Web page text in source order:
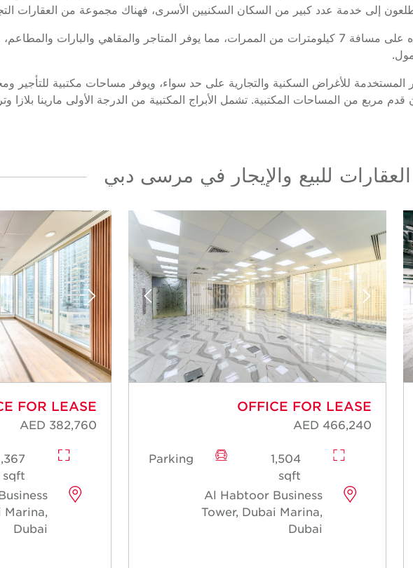
إلى خدمة عدد كبير من السكان السكنيين الأسرى، فهناك مجموعة من العقارات
يمتد على طول الطريق حول مرسى دبي على حافة المياه على مسافة 7 كيلومترات من الممرات، مما يوفر المتاجر والمقاهي
للأغراض السكنية والتجارية على حد سواء، ويوفر مساحات مكتبية للتأجير
للبيع. تضم دبي مارينا حاليًا ما يقرب من 2 مليون قدم مربع من المساحات المكتبية. تشمل الأبراج المكتبية من الدرجة الأولى
العقارات للبيع والإيجار في مرسى دبي
OFFICE FOR LEASE
AED 466,240
1,504
sqft
Parking
Al Habtoor Business
Tower, Dubai Marina,
Dubai
FOR LEASE
AED 382,760
sqft
Marina,
Dubai